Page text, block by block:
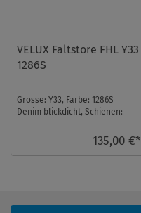
VELUX Faltstore FHL Y33
1286S
Grösse: Y33, Farbe: 1286S
Denim blickdicht, Schienen:
135,00 €*